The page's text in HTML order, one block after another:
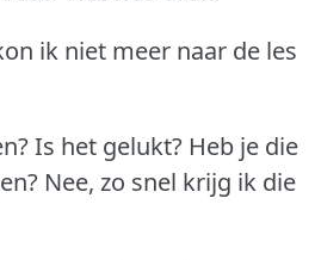
ik niet meer naar de les
Is het gelukt? Heb je die
Nee, zo snel krijg ik die